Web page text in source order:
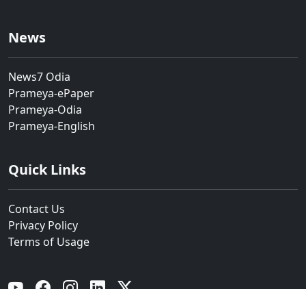
News
News7 Odia
Prameya-ePaper
Prameya-Odia
Prameya-English
Quick Links
Contact Us
Privacy Policy
Terms of Usage
YouTube Facebook Instagram Linkedin